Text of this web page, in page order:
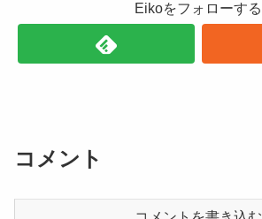
Eikoをフォローする
コメント